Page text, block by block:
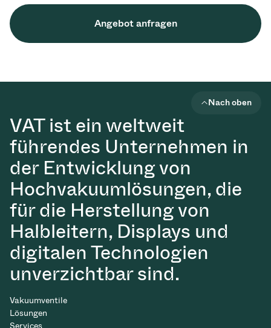
Angebot anfragen
VAT ist ein weltweit
führendes Unternehmen in
der Entwicklung von
Hochvakuumlösungen, die
für die Herstellung von
Halbleitern, Displays und
digitalen Technologien
unverzichtbar sind.
Nach oben
Vakuumventile
Lösungen
Services